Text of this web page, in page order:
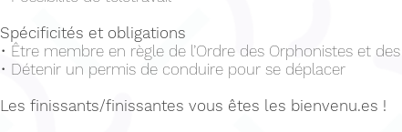
Spécificités et obligations
• Être membre en règle de l’Ordre des Orphonistes et
• Détenir un permis de conduire pour se déplacer
Les finissants/finissantes vous êtes les bienvenu.es !